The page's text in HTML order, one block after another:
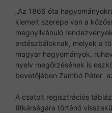
„Az 1866 óta
kiemelt szerepe van a
megnyilvánuló
erdészbáloknak, melyek a
magyar hagyományok,
nyelv megőrzésének is
bevetőjében Zambó Péter
A csatolt regisztrációs
titkárságára történő